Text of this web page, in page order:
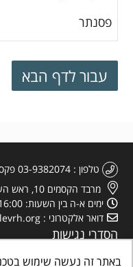
פסנתר
טלפון 03-9382074
מרבד הקסמים 10, ראש העין
ימים א-ה בין השעות: 09:00-16:00
דואר אלקטרוני
הסדרי נגישות